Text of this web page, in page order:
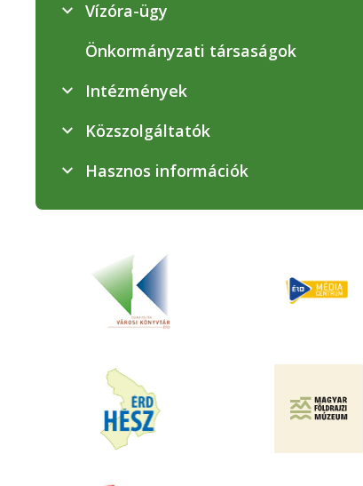
Vízóra-ügy
Önkormányzati társaságok
Intézmények
Közszolgáltatók
Hasznos információk